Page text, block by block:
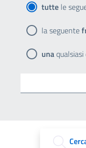
tutte le
la seguente
una